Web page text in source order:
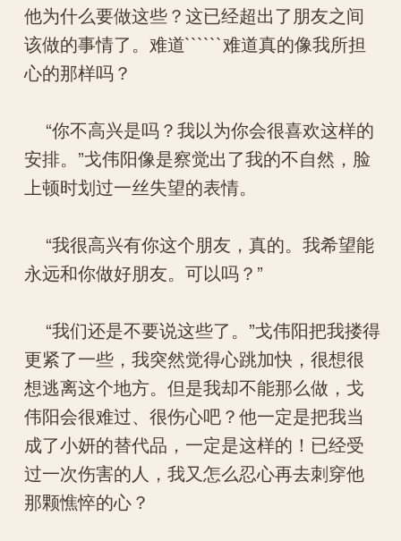
他为什么要做这些？这已经超出了朋友之间
该做的事情了。难道``````难道真的像我所担
心的那样吗？
“你不高兴是吗？我以为你会很喜欢这样的
安排。”戈伟阳像是察觉出了我的不自然，脸
上顿时划过一丝失望的表情。
“我很高兴有你这个朋友，真的。我希望能
永远和你做好朋友。可以吗？”
“我们还是不要说这些了。”戈伟阳把我搂得
更紧了一些，我突然觉得心跳加快，很想很
想逃离这个地方。但是我却不能那么做，戈
伟阳会很难过、很伤心吧？他一定是把我当
成了小妍的替代品，一定是这样的！已经受
过一次伤害的人，我又怎么忍心再去刺穿他
那颗憔悴的心？